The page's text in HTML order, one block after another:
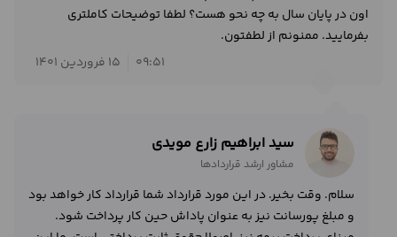
اون در پایان سال به چه نحو هست؟ لطفا توضیحات کاملتری
بفرمایید. ممنونم از لطفتون.
09:51
15 فروردین 1401
سید ابراهیم زارع مویدی
مشاور ارشد قراردادها
سلام. وقت بخیر. در این مورد قرارداد شما قرارداد کار خواهد بود
و مبلغ پورسانت نیز به عنوان پاداش حین کار پرداخت شود.